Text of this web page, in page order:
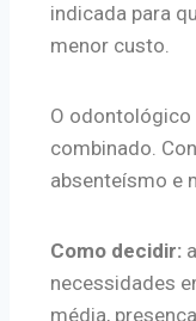
indicada para
menor custo.
O odontológico
combinado.
absenteísmo e
Como decidir:
necessidades
média,